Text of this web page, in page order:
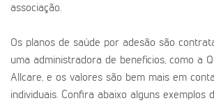
associação.
Os planos de saúde por adesão são
uma administradora de benefícios, como a
Allcare, e os valores são bem mais em
individuais. Confira abaixo alguns exemplos